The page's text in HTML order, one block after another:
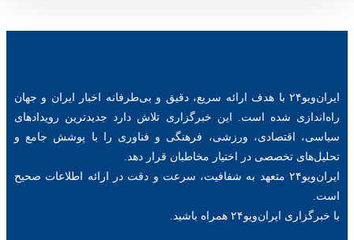
ایران‌ویو۲۴ با هدف ارائه سریع، دقیق و بی‌طرفانه اخبار ایران و جهان
راه‌اندازی شده است. این خبرگزاری تلاش دارد جدیدترین رویدادهای
سیاسی، اقتصادی، ورزشی، فرهنگی و فناوری را با پوشش جامع و
تحلیل‌های تخصصی در اختیار مخاطبان قرار دهد.
ایران‌ویو۲۴ متعهد به شفافیت، سرعت و دقت در ارائه اطلاعات صحیح
است.
با خبرگزاری ایران‌ویو۲۴ همراه باشید.